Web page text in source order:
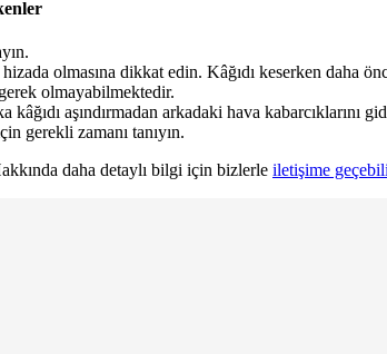
olmasına dikkat edin. Kâğıdı keserken
olmayabilmektedir.
kâğıdı aşındırmadan arkadaki hava kabarcıklarını
gerekli zamanı tanıyın.
daha detaylı bilgi için bizlerle iletişime